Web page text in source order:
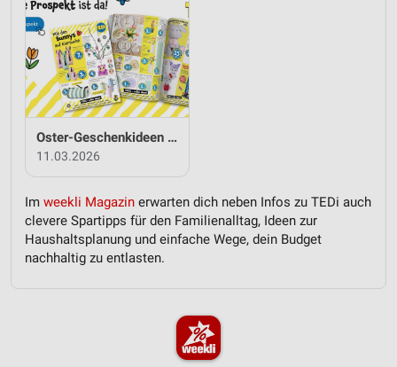
Oster-Geschenkideen von TEDi
11.03.2026
Im weekli Magazin erwarten dich neben Infos zu TEDi auch
clevere Spartipps für den Familienalltag, Ideen zur
Haushaltsplanung und einfache Wege, dein Budget
nachhaltig zu entlasten.